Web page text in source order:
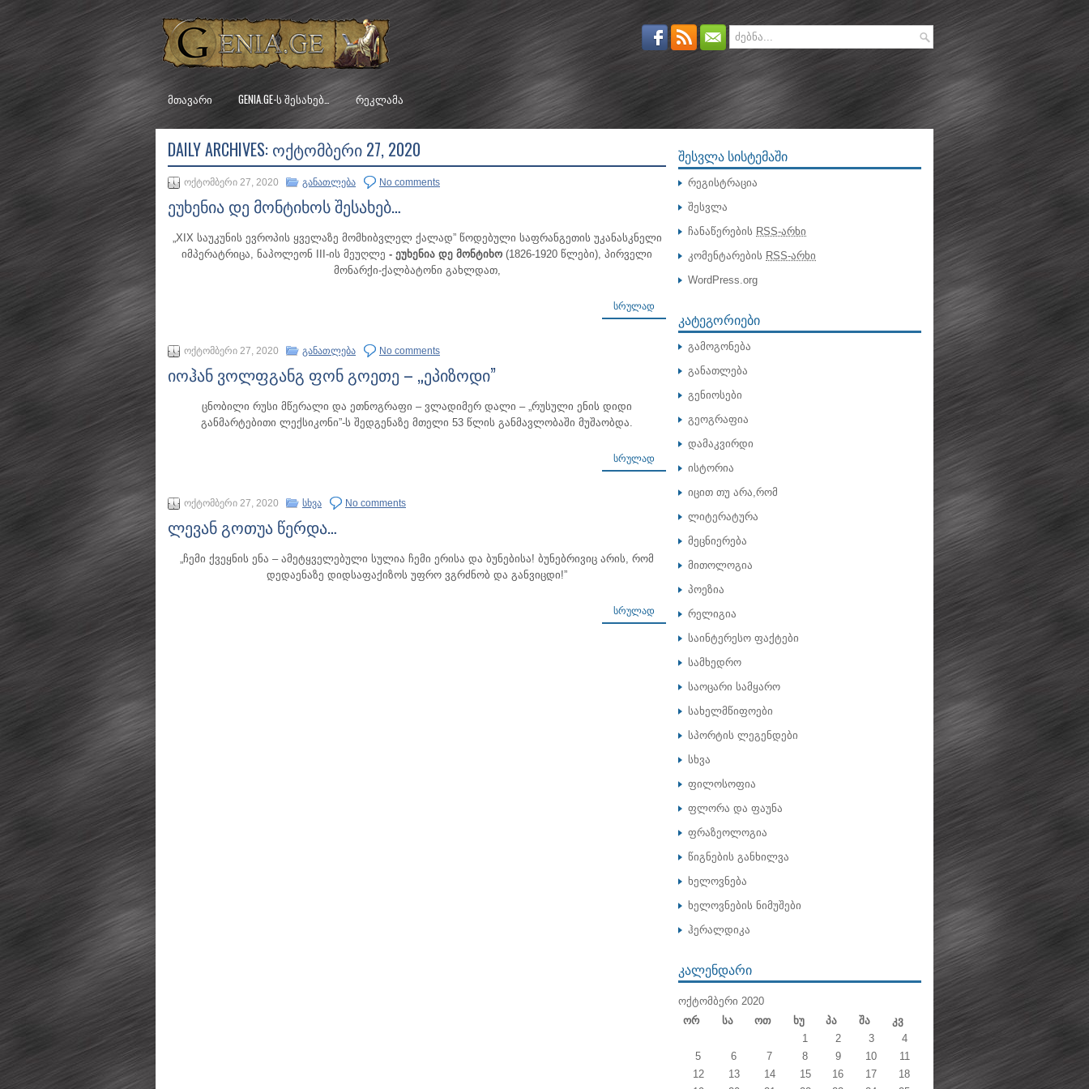
ᲛᲗᲐᲕᲐᲠᲘ GENIA.GE-Ს ᲨᲔᲡᲐᲮᲔᲑ… ᲠᲔᲙᲚᲐᲛᲐ
DAILY ARCHIVES: ᲝᲥᲢᲝᲛᲑᲔᲠᲘ 27, 2020
ოქტომბერი 27, 2020 განათლება No comments
ეუხენია დე მონტიხოს შესახებ…
„XIX საუკუნის ევროპის ყველაზე მომხიბვლელ ქალად” წოდებული საფრანგეთის უკანასკნელი
იმპერატრიცა, ნაპოლეონ III-ის მეუღლე - ეუხენია დე მონტიხო (1826-1920 წლები), პირველი
მონარქი-ქალბატონი გახლდათ,
ᲡᲠᲣᲚᲐᲓ
ოქტომბერი 27, 2020 განათლება No comments
იოჰან ვოლფგანგ ფონ გოეთე – „ეპიზოდი”
ცნობილი რუსი მწერალი და ეთნოგრაფი – ვლადიმერ დალი – „რუსული ენის დიდი
განმარტებითი ლექსიკონი”-ს შედგენაზე მთელი 53 წლის განმავლობაში მუშაობდა.
ᲡᲠᲣᲚᲐᲓ
ოქტომბერი 27, 2020 სხვა No comments
ლევან გოთუა წერდა…
„ჩემი ქვეყნის ენა – ამეტყველებული სულია ჩემი ერისა და ბუნებისა! ბუნებრივიც არის, რომ
დედაენაზე დიდსაფაქიზოს უფრო ვგრძნობ და განვიცდი!”
ᲡᲠᲣᲚᲐᲓ
ᲨᲔᲡᲕᲚᲐ ᲡᲘᲡᲢᲔᲛᲐᲨᲘ
რეგისტრაცია
შესვლა
ჩანაწერების RSS-არხი
კომენტარების RSS-არხი
WordPress.org
ᲙᲐᲢᲔᲒᲝᲠᲘᲔᲑᲘ
გამოგონება
განათლება
გენიოსები
გეოგრაფია
დამაკვირდი
ისტორია
იცით თუ არა,რომ
ლიტერატურა
მეცნიერება
მითოლოგია
პოეზია
რელიგია
საინტერესო ფაქტები
სამხედრო
საოცარი სამყარო
სახელმწიფოები
სპორტის ლეგენდები
სხვა
ფილოსოფია
ფლორა და ფაუნა
ფრაზეოლოგია
წიგნების განხილვა
ხელოვნება
ხელოვნების ნიმუშები
ჰერალდიკა
ᲙᲐᲚᲔᲜᲓᲐᲠᲘ
ᲝᲥᲢᲝᲛᲑᲔᲠᲘ 2020
Ორ
Სა Ოთ Ხუ Პა Შა
Კვ
1
2 3
4
5
6 7 8 9 10
11
12
13 14 15 16 17
18